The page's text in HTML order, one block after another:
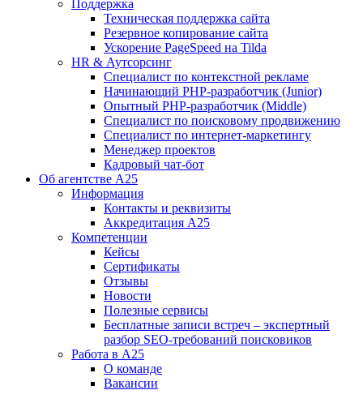
Поддержка
Техническая поддержка сайта
Резервное копирование сайта
Ускорение PageSpeed на Tilda
HR & Аутсорсинг
Специалист по контекстной рекламе
Начинающий PHP-разработчик (Junior)
Опытный PHP-разработчик (Middle)
Специалист по поисковому продвижению
Специалист по интернет-маркетингу
Менеджер проектов
Кадровый чат-бот
Об агентстве А25
Информация
Контакты и реквизиты
Аккредитация А25
Компетенции
Кейсы
Сертификаты
Отзывы
Новости
Полезные сервисы
Бесплатные записи встреч – экспертный
разбор SEO-требований поисковиков
Работа в А25
О команде
Вакансии